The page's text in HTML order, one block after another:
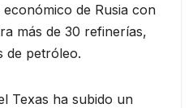
de Rusia con
más de 30 refinerías,
de petróleo.
Texas ha subido un